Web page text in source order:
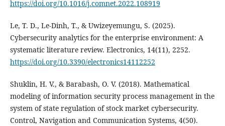
https://doi.org/10.1016/j.comnet.2022.108919
Le, T. D., Le-Dinh, T., & Uwizeyemungu, S. (2025).
Cybersecurity analytics for the enterprise environment: A
systematic literature review. Electronics, 14(11), 2252.
https://doi.org/10.3390/electronics14112252
Shuklin, H. V., & Barabash, O. V. (2018). Mathematical
modeling of information security process management in the
system of state regulation of stock market cybersecurity.
Control, Navigation and Communication Systems, 4(50).